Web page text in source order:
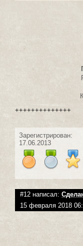
++++++++++++++
Зарегистрирован:
17.06.2013
#12 написал:
15 февраля 2018